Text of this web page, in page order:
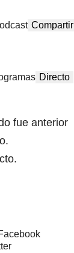
Compartir
Directo
fue anterior